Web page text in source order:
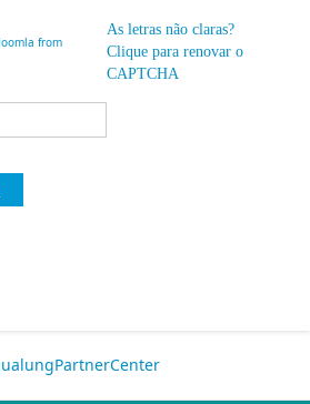
As letras não claras?
Clique para renovar o
CAPTCHA